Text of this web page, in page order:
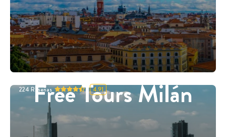
Free Tours Milán
224 Reseñas 4.91